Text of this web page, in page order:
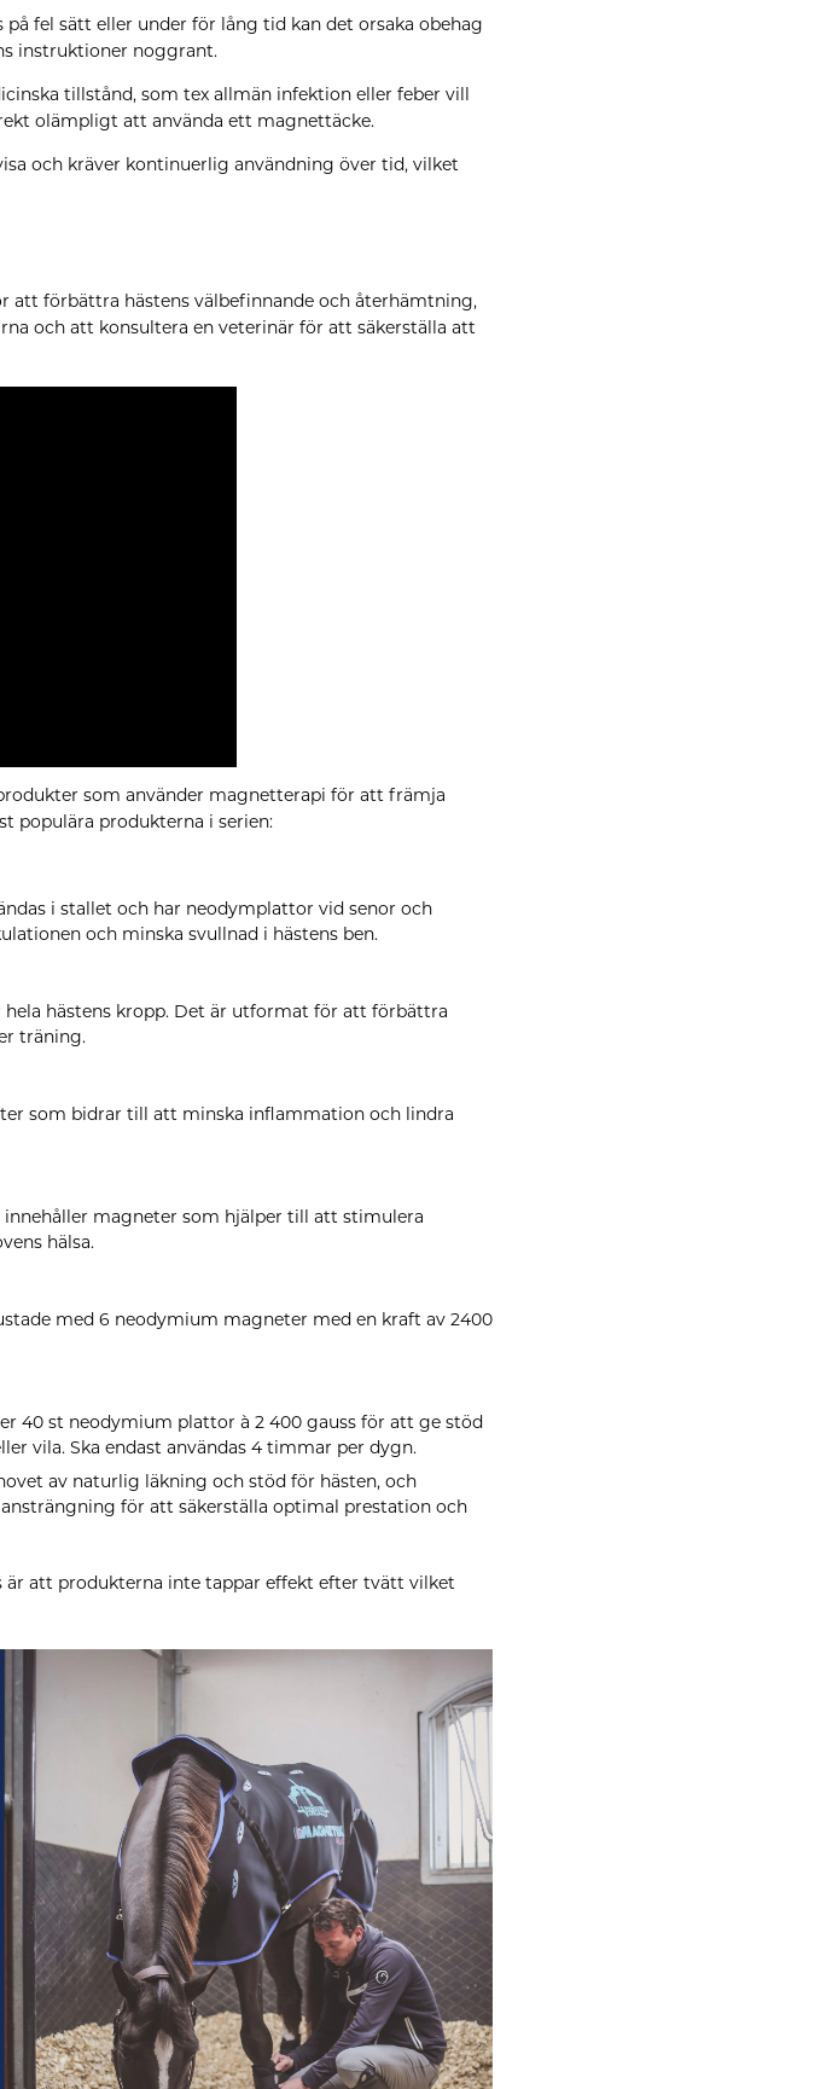
fel sätt eller under för lång tid kan det orsaka obehag
instruktioner noggrant.
tillstånd, som tex allmän infektion eller feber vill
olämpligt att använda ett magnettäcke.
och kräver kontinuerlig användning över tid, vilket
att förbättra hästens välbefinnande och återhämtning,
och att konsultera en veterinär för att säkerställa att
som använder magnetterapi för att främja
populära produkterna i serien:
i stallet och har neodymplattor vid senor och
och minska svullnad i hästens ben.
hästens kropp. Det är utformat för att förbättra
träning.
som bidrar till att minska inflammation och lindra
innehåller magneter som hjälper till att stimulera
hälsa.
med 6 neodymium magneter med en kraft av 2400
40 st neodymium plattor à 2 400 gauss för att ge stöd
vila. Ska endast användas 4 timmar per dygn.
av naturlig läkning och stöd för hästen, och
för att säkerställa optimal prestation och
är att produkterna inte tappar effekt efter tvätt vilket